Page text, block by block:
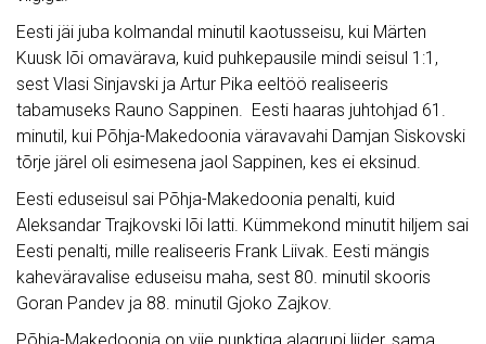
Eesti jäi juba kolmandal minutil kaotusseisu, kui Märten
Kuusk lõi omavärava, kuid puhkepausile mindi seisul 1:1,
sest Vlasi Sinjavski ja Artur Pika eeltöö realiseeris
tabamuseks Rauno Sappinen. Eesti haaras juhtohjad 61.
minutil, kui Põhja-Makedoonia väravavahi Damjan Siskovski
tõrje järel oli esimesena jaol Sappinen, kes ei eksinud.
Eesti eduseisul sai Põhja-Makedoonia penalti, kuid
Aleksandar Trajkovski lõi latti. Kümmekond minutit hiljem sai
Eesti penalti, mille realiseeris Frank Liivak. Eesti mängis
kaheväravalise eduseisu maha, sest 80. minutil skooris
Goran Pandev ja 88. minutil Gjoko Zajkov.